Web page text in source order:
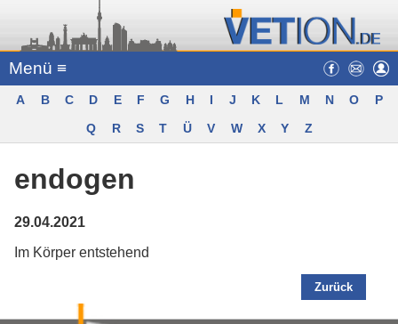
Menü ≡
A B C D E F G H I J K L M N O
P
Q
R S T Ü V W X Y Z
endogen
29.04.2021
Im Körper entstehend
Zurück